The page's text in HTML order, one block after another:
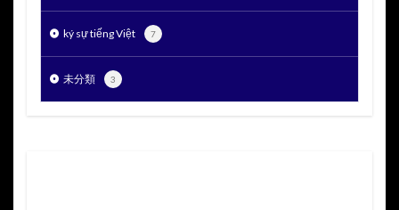
ký sự tiếng Việt 7
未分類 3